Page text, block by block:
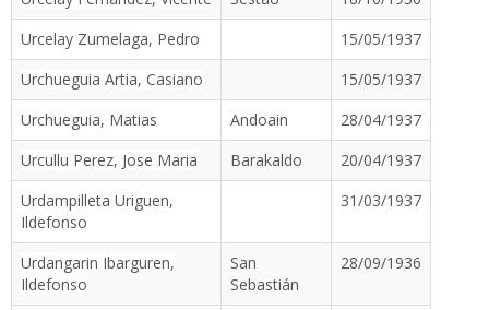
Urcelay Zumelaga, Pedro
15/05/1937
Urchueguia Artia, Casiano
15/05/1937
Urchueguia, Matias
Andoain
28/04/1937
Urcullu Perez, Jose Maria
Barakaldo
20/04/1937
Urdampilleta Uriguen,
Ildefonso
31/03/1937
Urdangarin Ibarguren,
Ildefonso
San
Sebastián
28/09/1936